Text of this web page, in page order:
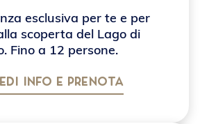
esclusiva per te e per
scoperta del Lago di
Fino a 12 persone.
INFO E PRENOTA